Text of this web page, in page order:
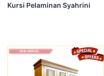
Kursi Pelaminan Syahrini